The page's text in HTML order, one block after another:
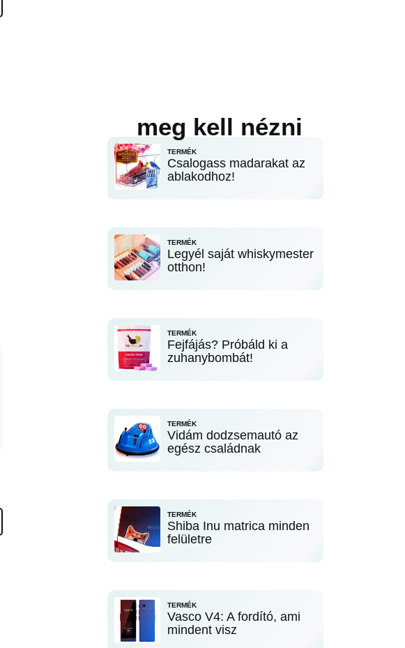
meg kell nézni
TERMÉK
Csalogass madarakat az
ablakodhoz!
TERMÉK
Legyél saját whiskymester
otthon!
TERMÉK
Fejfájás? Próbáld ki a
zuhanybombát!
TERMÉK
Vidám dodzsemautó az
egész családnak
TERMÉK
Shiba Inu matrica minden
felületre
TERMÉK
Vasco V4: A fordító, ami
mindent visz